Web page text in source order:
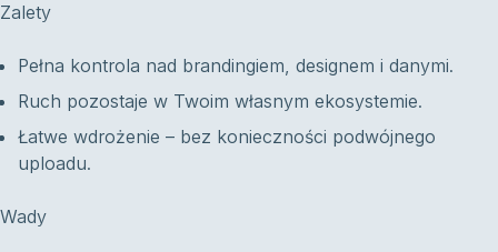
Zalety
Pełna kontrola nad brandingiem, designem i danymi.
Ruch pozostaje w Twoim własnym ekosystemie.
Łatwe wdrożenie – bez konieczności podwójnego
uploadu.
Wady